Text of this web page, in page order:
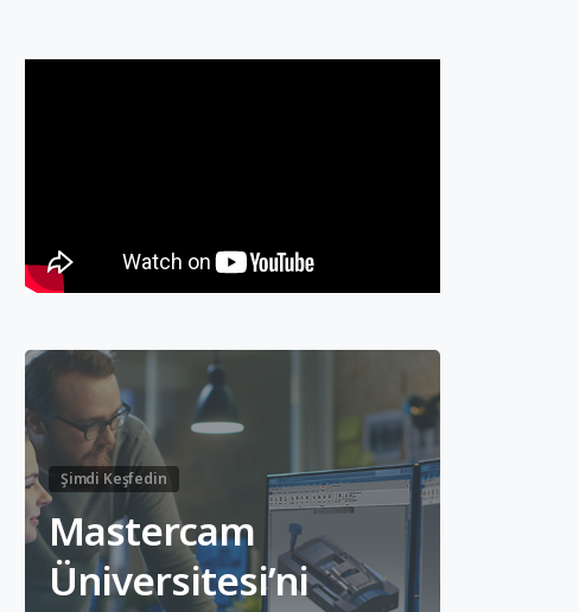
Şimdi Keşfedin
Mastercam
Üniversitesi’ni